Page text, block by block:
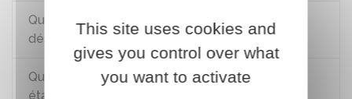
Que peut faire un jeune de plus de 16 ans
déscolarisé et sans diplôme ?
Quels titres et diplômes sont reconnus comme
étant à finalité professionnelle ?
This site uses cookies and
gives you control over what
you want to activate